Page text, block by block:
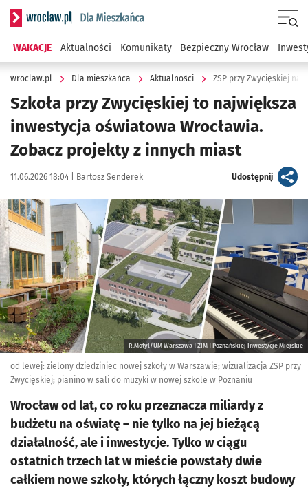
Serwis informacyjny wroclaw.pl podserwis: Dla mieszkańca
WAKACJE Aktualności Komunikaty Bezpieczny Wrocław
wroclaw.pl Dla mieszkańca Aktualności ZSP przy Zwycięskiej na
Szkoła przy Zwycięskiej to największa
inwestycja oświatowa Wrocławia.
Zobacz projekty z innych miast
Data publikacji:
11.06.2026 18:04 | Autor:
Bartosz Senderek Udostępnijartykuł
Kliknij, aby powiększyć
R.Motyl/UM Warszawa | ZIM | Poznańskiej Inwestycje Miejskie
od lewej: zielony dziedziniec nowej szkoły w Warszawie; wizualizacja ZSP przy
Zwycięskiej; pianino w sali do muzyki w nowej szkole w Poznaniu
Wrocław od lat, co roku przeznacza miliardy z
budżetu na oświatę – nie tylko na jej bieżącą
działalność, ale i inwestycje. Tylko w ciągu
ostatnich trzech lat w mieście powstały dwie
całkiem nowe szkoły, których łączny koszt budowy